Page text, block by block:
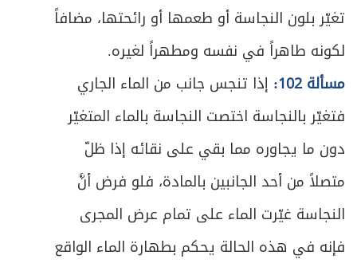
تغيّر بلون النجاسة أو طعمها أو رائحتها، مضافاً
لكونه طاهراً في نفسه ومطهراً لغيره.
مسألة 102:
إذا تنجس جانب من الماء الجاري
فتغيّر بالنجاسة اختصت النجاسة بالماء المتغيّر
دون ما يجاوره مما بقي على نقائه إذا ظلّ
متصلاً من أحد الجانبين بالمادة، فلو فرض أنَّ
النجاسة غيّرت الماء على تمام عرض المجرى
فإنه في هذه الحالة يحكم بطهارة الماء الواقع
ص
430 الباب الثالث - في الصوم والاعتكاف
ص 432 الفصل الأول - في الصوم
433 المبحث الأول ـ في ثبوت الهلال
ص
443 المبحث الثاني ـ في شروط الصوم
ص
448 المبحث الثالث ـ في الصوم ونيته
454 المبحث الرابع ـ في المفطرات